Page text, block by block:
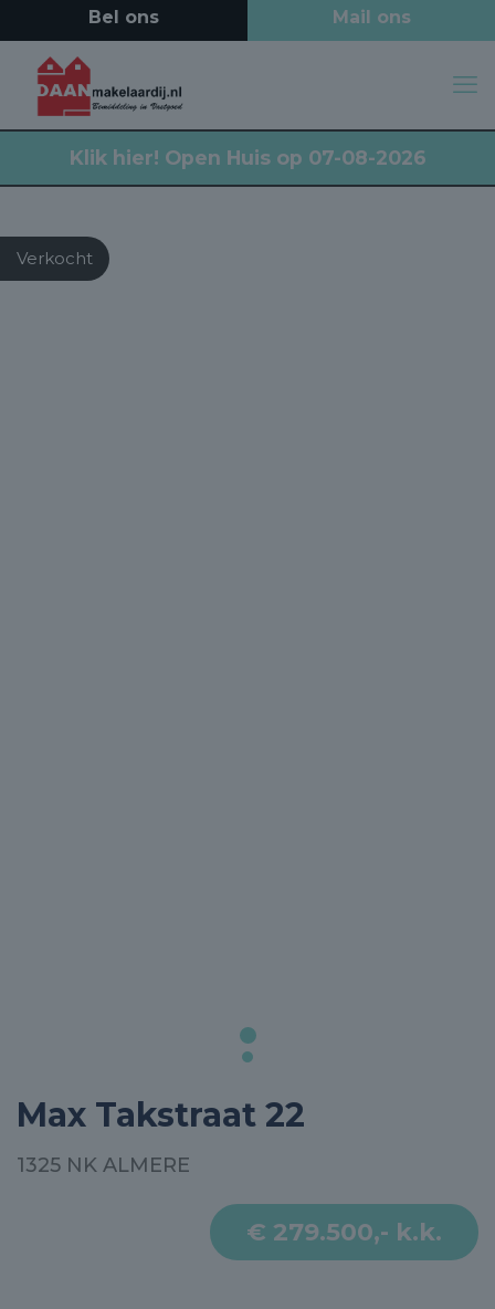
Klik hier! Open Huis op 07-08-2026
Verkocht
Max Takstraat 22
1325 NK ALMERE
€ 279.500,- k.k.